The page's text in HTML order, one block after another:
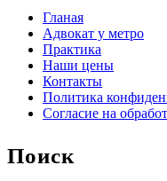
Гланая
Адвокат у метро
Практика
Наши цены
Контакты
Политика
Согласие на
Поиск